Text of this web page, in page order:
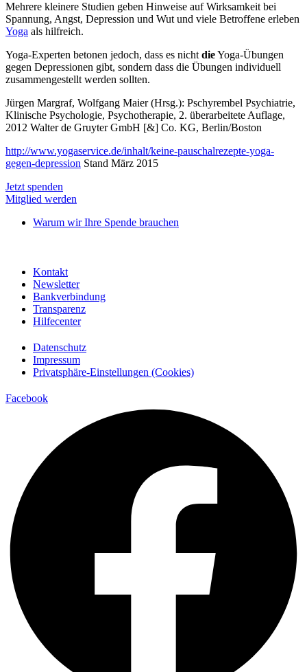
Mehrere kleinere Studien geben Hinweise auf Wirksamkeit bei
Spannung, Angst, Depression und Wut und viele Betroffene erleben
Yoga als hilfreich.
Yoga-Experten betonen jedoch, dass es nicht dieYoga-Übungen
gegen Depressionen gibt, sondern dass die Übungen individuell
zusammengestellt werden sollten.
Jürgen Margraf, Wolfgang Maier (Hrsg.): Pschyrembel Psychiatrie,
Klinische Psychologie, Psychotherapie, 2. überarbeitete Auflage,
2012 Walter de Gruyter GmbH [&] Co. KG, Berlin/Boston
http://www.yogaservice.de/inhalt/keine-pauschalrezepte-yoga-
gegen-depression Stand März 2015
Jetzt spenden
Mitglied werden
Warum wir Ihre Spende brauchen
Kontakt
Newsletter
Bankverbindung
Transparenz
Hilfecenter
Datenschutz
Impressum
Privatsphäre-Einstellungen (Cookies)
Facebook